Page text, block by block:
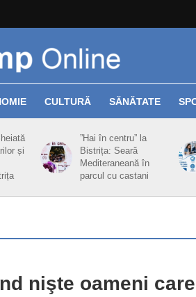
CULTURĂ SĂNĂTATE
și
”Hai în centru” la
Bistrița: Seară
Mediteraneană în
parcul cu castani
nişte oameni